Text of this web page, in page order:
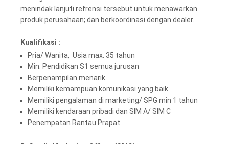
menindak lanjuti refrensi tersebut untuk menawarkan
produk perusahaan; dan berkoordinasi dengan dealer.
Kualifikasi :
Pria/ Wanita, Usia max. 35 tahun
Min. Pendidikan S1 semua jurusan
Berpenampilan menarik
Memiliki kemampuan komunikasi yang baik
Memiliki pengalaman di marketing/ SPG min 1 tahun
Memiliki kendaraan pribadi dan SIM A/ SIM C
Penempatan Rantau Prapat